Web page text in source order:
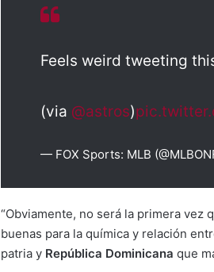
Feels weird tweeting
(via @astros)
— FOX Sports: MLB
“Obviamente, no será la primera vez
buenas para la química y relación
patria y República Dominicana que